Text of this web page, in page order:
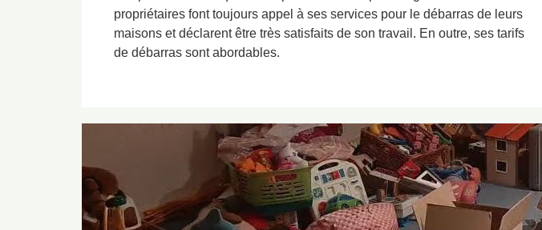
propriétaires font toujours appel à ses services pour le débarras de leurs
maisons et déclarent être très satisfaits de son travail. En outre, ses tarifs
de débarras sont abordables.